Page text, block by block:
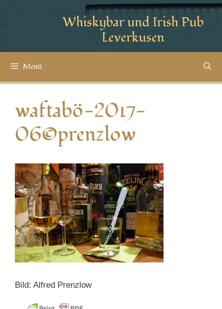
Whiskybar und Irish Pub
Leverkusen
Menü
waftabö-2017-
06©prenzlow
Bild: Alfred Prenzlow